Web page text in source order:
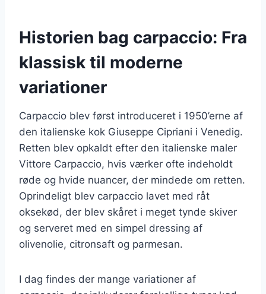
Historien bag carpaccio: Fra
klassisk til moderne
variationer
Carpaccio blev først introduceret i 1950’erne af
den italienske kok Giuseppe Cipriani i Venedig.
Retten blev opkaldt efter den italienske maler
Vittore Carpaccio, hvis værker ofte indeholdt
røde og hvide nuancer, der mindede om retten.
Oprindeligt blev carpaccio lavet med råt
oksekød, der blev skåret i meget tynde skiver
og serveret med en simpel dressing af
olivenolie, citronsaft og parmesan.
I dag findes der mange variationer af